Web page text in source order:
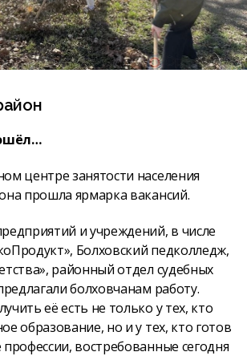
центре занятости населения
прошла ярмарка вакансий.
и учреждений, в числе
Болховский педколледж,
районный отдел судебных
болховчанам работу.
её есть не только у тех, кто
образование, но и у тех, кто готов
востребованные сегодня